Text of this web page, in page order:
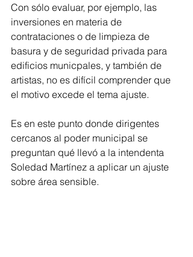
Con sólo evaluar, por ejemplo, las
inversiones en materia de
contrataciones o de limpieza de
basura y de seguridad privada para
edificios municpales, y también de
artistas, no es difícil comprender que
el motivo excede el tema ajuste.
Es en este punto donde dirigentes
cercanos al poder municipal se
preguntan qué llevó a la intendenta
Soledad Martínez a aplicar un ajuste
sobre área sensible.